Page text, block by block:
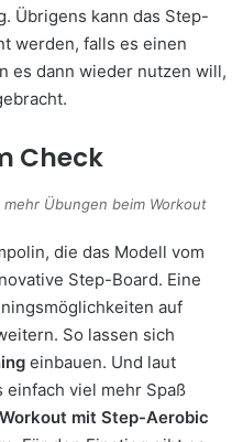
Übrigens kann das Step-
werden, falls es einen
es dann wieder nutzen will,
Check
Übungen beim Workout
die das Modell vom
Step-Board. Eine
auf
So lassen sich
einbauen. Und laut
viel mehr Spaß
Workout mit Step-Aerobic